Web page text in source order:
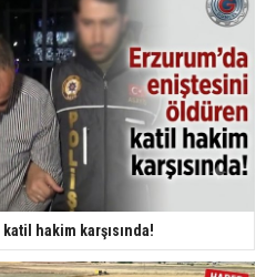
hakim karşısında!